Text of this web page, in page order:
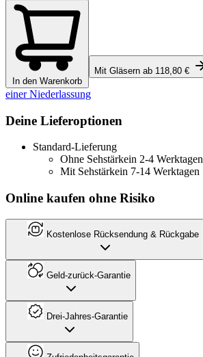
In den Warenkorb
Mit Gläsern ab 118,80 €
einer Niederlassung
Deine Lieferoptionen
Standard-Lieferung
Ohne Sehstärkein 2-4 Werktagen
Mit Sehstärkein 7-14 Werktagen
Online kaufen ohne Risiko
Kostenlose Rücksendung & Rückgabe
Geld-zurück-Garantie
Drei-Jahres-Garantie